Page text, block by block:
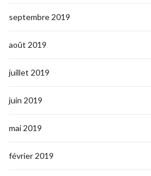
septembre 2019
août 2019
juillet 2019
juin 2019
mai 2019
février 2019